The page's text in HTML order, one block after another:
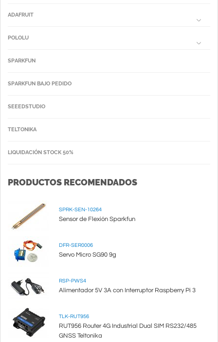
ADAFRUIT
POLOLU
SPARKFUN
SPARKFUN BAJO PEDIDO
SEEEDSTUDIO
TELTONIKA
LIQUIDACIÓN STOCK 50%
PRODUCTOS RECOMENDADOS
SPRK-SEN-10264
Sensor de Flexión Sparkfun
DFR-SER0006
Servo Micro SG90 9g
RSP-PWS4
Alimentador 5V 3A con Interruptor Raspberry Pi 3
TLK-RUT956
RUT956 Router 4G Industrial Dual SIM RS232/485
GNSS Teltonika